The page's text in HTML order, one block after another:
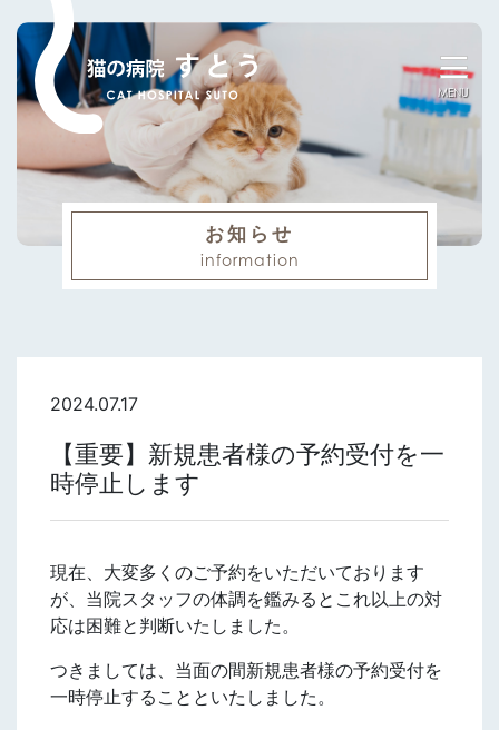
MENU
お知らせ
information
2024.07.17
【重要】新規患者様の予約受付を一
時停止します
現在、大変多くのご予約をいただいております
が、当院スタッフの体調を鑑みるとこれ以上の対
応は困難と判断いたしました。
つきましては、当面の間新規患者様の予約受付を
一時停止することといたしました。